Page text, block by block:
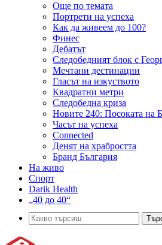
Още по темата
Портрети на успеха
Как да живеем до 100?
Финес
Дебатът
Следобедният блок с
Мечтани дестинации
Гласът на изкуството
Квадратни метри
Следобедна криза
Новите 240: Посоката на
Часът на успеха
Connected
Денят на храбростта
Бранд България
На живо
Спорт
Darik Health
„40 до 40“